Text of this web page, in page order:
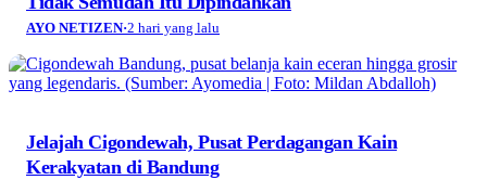
AYO NETIZEN·2 hari yang lalu
Jelajah Cigondewah, Pusat Perdagangan Kain
Kerakyatan di Bandung